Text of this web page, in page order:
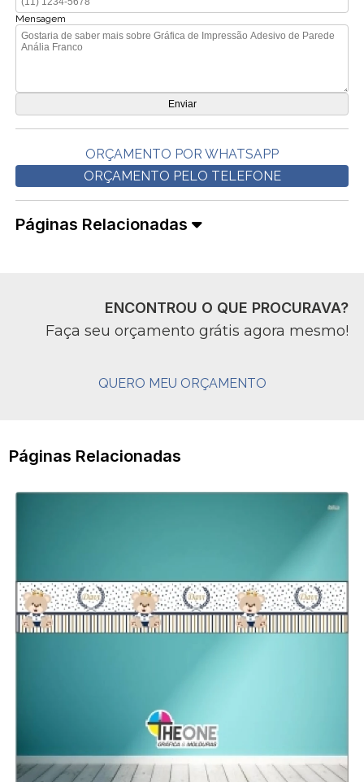
Mensagem
ORÇAMENTO POR WHATSAPP
ORÇAMENTO PELO TELEFONE
Páginas Relacionadas
ENCONTROU O QUE PROCURAVA?
Faça seu orçamento grátis agora mesmo!
QUERO MEU ORÇAMENTO
Páginas Relacionadas